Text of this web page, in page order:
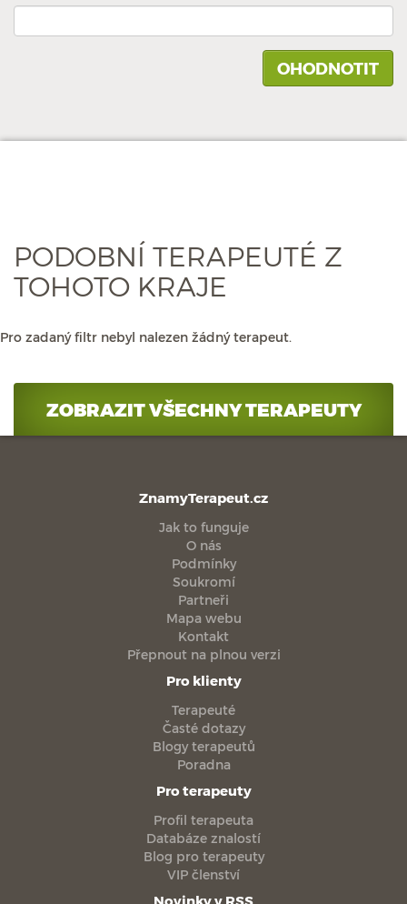
PODOBNÍ TERAPEUTÉ Z
TOHOTO KRAJE
Pro zadaný filtr nebyl nalezen žádný terapeut.
ZOBRAZIT VŠECHNY TERAPEUTY
ZnamyTerapeut.cz
Jak to funguje
O nás
Podmínky
Soukromí
Partneři
Mapa webu
Kontakt
Přepnout na plnou verzi
Pro klienty
Terapeuté
Časté dotazy
Blogy terapeutů
Poradna
Pro terapeuty
Profil terapeuta
Databáze znalostí
Blog pro terapeuty
VIP členství
Novinky v RSS